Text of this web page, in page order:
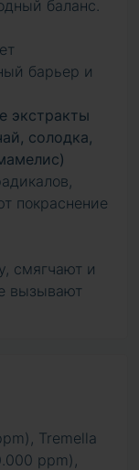
баланс.
барьер и
экстракты
солодка,
покраснение
смягчают и
вызывают
Tremella
ppm),